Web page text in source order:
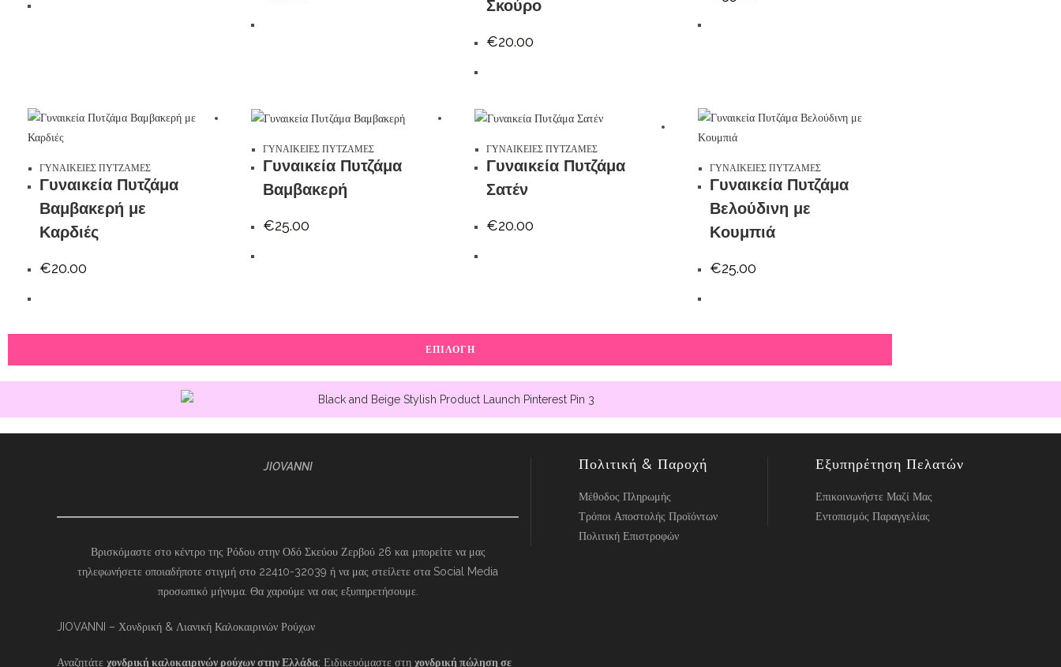
ΕΠΙΛΟΓΉ
ΕΠΙΛΟΓΉ
ΕΠΙΛΟΓΉ
Σκούρο
€20.00
ΕΠΙΛΟΓΉ
ΕΠΙΛΟΓΉ
ΓΥΝΑΙΚΕΙΕΣ ΠΥΤΖΑΜΕΣ
Γυναικεία Πυτζάμα
Βαμβακερή με
Καρδιές
€20.00
ΕΠΙΛΟΓΉ
ΓΥΝΑΙΚΕΙΕΣ ΠΥΤΖΑΜΕΣ
Γυναικεία Πυτζάμα
Βαμβακερή
€25.00
ΕΠΙΛΟΓΉ
ΓΥΝΑΙΚΕΙΕΣ ΠΥΤΖΑΜΕΣ
Γυναικεία Πυτζάμα
Σατέν
€20.00
ΕΠΙΛΟΓΉ
ΓΥΝΑΙΚΕΙΕΣ ΠΥΤΖΑΜΕΣ
Γυναικεία Πυτζάμα
Βελούδινη με
Κουμπιά
€25.00
JIOVANNI
Βρισκόμαστε στο κέντρο της Ρόδου στην Οδό Σκεύου Ζερβού 26 και μπορείτε να μας
τηλεφωνήσετε οποιαδήποτε στιγμή στο 22410-32039 ή να μας στείλετε στα Social Media
προσωπικό μήνυμα. Θα χαρούμε να σας εξυπηρετήσουμε.
JIOVANNI – Χονδρική & Λιανική Καλοκαιρινών Ρούχων
Αναζητάτε χονδρική καλοκαιρινών ρούχων στην Ελλάδα; Ειδικευόμαστε στη χονδρική πώληση σε
Πολιτική & Παροχή
Μέθοδος Πληρωμής
Τρόποι Αποστολής Προϊόντων
Πολιτική Επιστροφών
Εξυπηρέτηση Πελατών
Επικοινωνήστε Μαζί Μας
Εντοπισμός Παραγγελίας